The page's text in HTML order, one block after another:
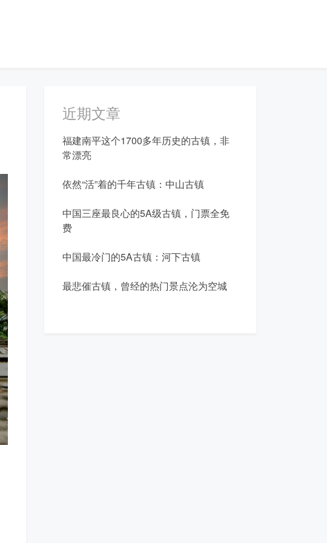
近期文章
福建南平这个1700多年历史的古镇，非
常漂亮
依然“活”着的千年古镇：中山古镇
中国三座最良心的5A级古镇，门票全免
费
中国最冷门的5A古镇：河下古镇
最悲催古镇，曾经的热门景点沦为空城